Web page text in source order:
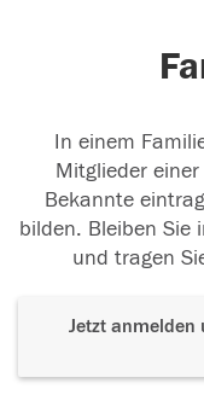
In einem
Mitglieder
Bekannte
bilden. Bleiben Sie
und tragen
Jetzt anmelden